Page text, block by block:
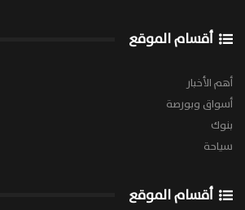
أقسام الموقع
أهم الأخبار
أسواق وبورصة
بنوك
سياحة
أقسام الموقع